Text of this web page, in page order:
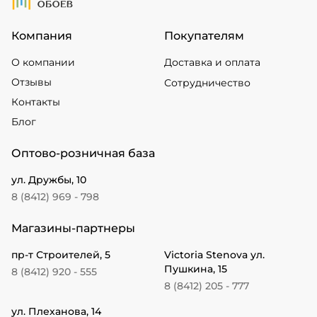
Компания
О компании
Отзывы
Контакты
Блог
Покупателям
Доставка и оплата
Сотрудничество
Оптово-розничная база
ул. Дружбы, 10
8 (8412) 969 - 798
Магазины-партнеры
пр-т Строителей, 5
8 (8412) 920 - 555
Victoria Stenova ул.
Пушкина, 15
8 (8412) 205 - 777
ул. Плеханова, 14